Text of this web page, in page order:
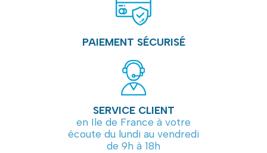
PAIEMENT SÉCURISÉ
SERVICE CLIENT
en Ile de France à votre
écoute du lundi au vendredi
de 9h à 18h